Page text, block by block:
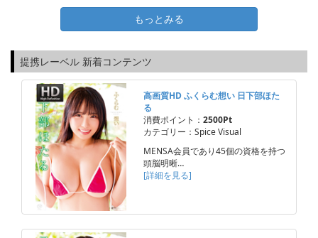
もっとみる
提携レーベル 新着コンテンツ
高画質HD ふくらむ想い 日下部ほた
る
消費ポイント： 2500Pt
カテゴリー：Spice Visual
MENSA会員であり45個の資格を持つ
頭脳明晰…
[詳細を見る]